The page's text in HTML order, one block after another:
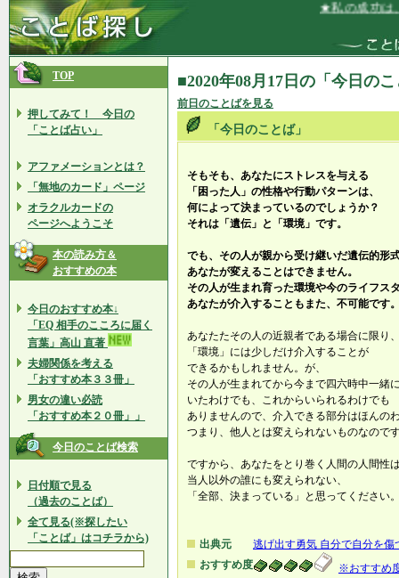
★私の成功は、
TOP
押してみて！ 今日の
「ことば占い」
アファメーションとは？
「無地のカード」ページ
オラクルカードの
ページへようこそ
本の読み方＆
おすすめの本
今日のおすすめ本↓
「EQ 相手のこころに届く
言葉」高山 直著
夫婦関係を考える
「おすすめ本３３冊」
男女の違い必読
「おすすめ本２０冊」」
今日のことば検索
日付順で見る
（過去のことば）
全て見る(※探したい
「ことば」はコチラから)
■2020年08月17日の「今日の
前日のことばを見る
「今日のことば」
そもそも、あなたにストレスを与える
「困った人」の性格や行動パターンは、
何によって決まっているのでしょうか？
それは「遺伝」と「環境」です。
でも、その人が親から受け継いだ遺伝的形
あなたが変えることはできません。
その人が生まれ育った環境や今のライフス
あなたが介入することもまた、不可能です
あなたたその人の近親者である場合に限り
「環境」には少しだけ介入することが
できるかもしれません。が、
その人が生まれてから今まで四六時中一緒
いたわけでも、これからいられるわけでも
ありませんので、介入できる部分はほんの
つまり、他人とは変えられないものなので
ですから、あなたをとり巻く人間の人間性
当人以外の誰にも変えられない、
「全部、決まっている」と思ってください
出典元
逃げ出す勇気 自分で自分を傷
おすすめ度
※おすすめ